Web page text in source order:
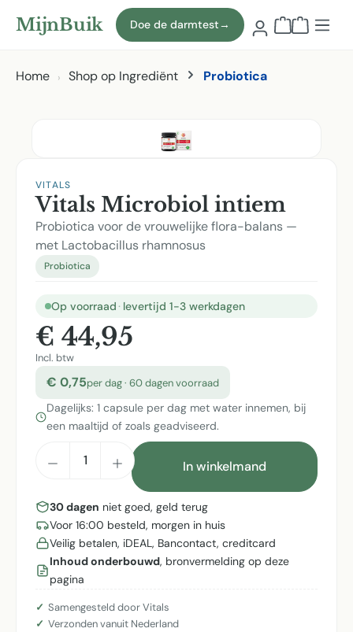
Naar hoofdinhoud
MijnBuik Doe de darmtest→
Home Shop op Ingrediënt Probiotica
VITALS
Vitals Microbiol intiem
Probiotica voor de vrouwelijke flora-balans —
met Lactobacillus rhamnosus
Probiotica
Op voorraad · levertijd 1-3 werkdagen
€ 44,95
Incl. btw
€ 0,75per dag · 60 dagen voorraad
Dagelijks: 1 capsule per dag met water innemen, bij
een maaltijd of zoals geadviseerd.
Producthoeveelheid: Voer de
In winkelmand
30 dagen niet goed, geld terug
Voor 16:00 besteld, morgen in huis
Veilig betalen, iDEAL, Bancontact, creditcard
Inhoud onderbouwd, bronvermelding op deze
pagina
Samengesteld door Vitals
Verzonden vanuit Nederland